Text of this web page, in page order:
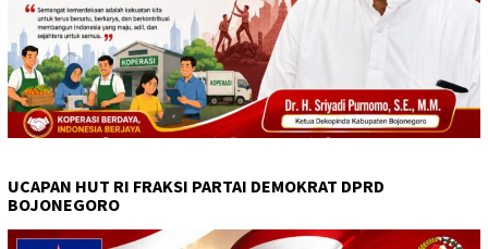
UCAPAN HUT RI FRAKSI PARTAI DEMOKRAT DPRD
BOJONEGORO